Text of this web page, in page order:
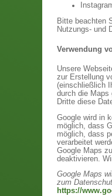
Bitte beachten
Nutzungs- und
Verwendung
Unsere
zur Erstellung
(einschließlich
durch die Maps
Dritte diese
Google wird in
möglich, dass
möglich, dass
verarbeitet
Google Maps
deaktivieren.
Google Maps
zum
https://